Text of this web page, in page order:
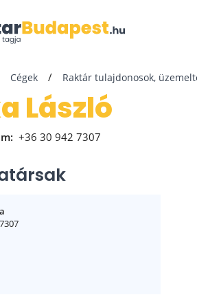
Cégek Raktár tulajdonosok,
László
+36 30 942 7307